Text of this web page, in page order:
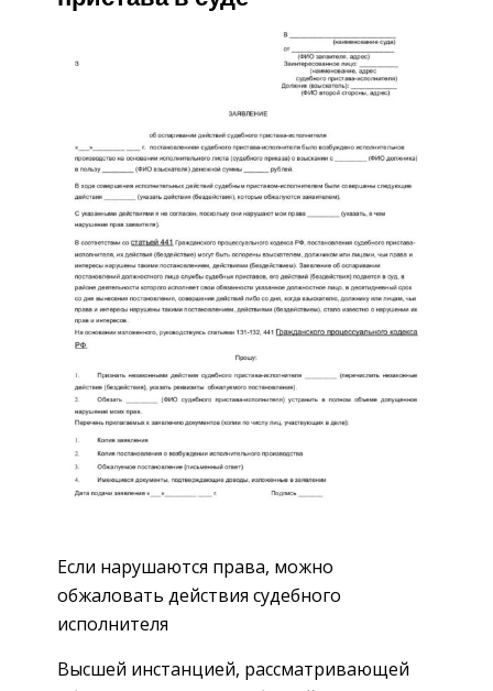
Если нарушаются права, можно
обжаловать действия судебного
исполнителя
Высшей инстанцией, рассматривающей